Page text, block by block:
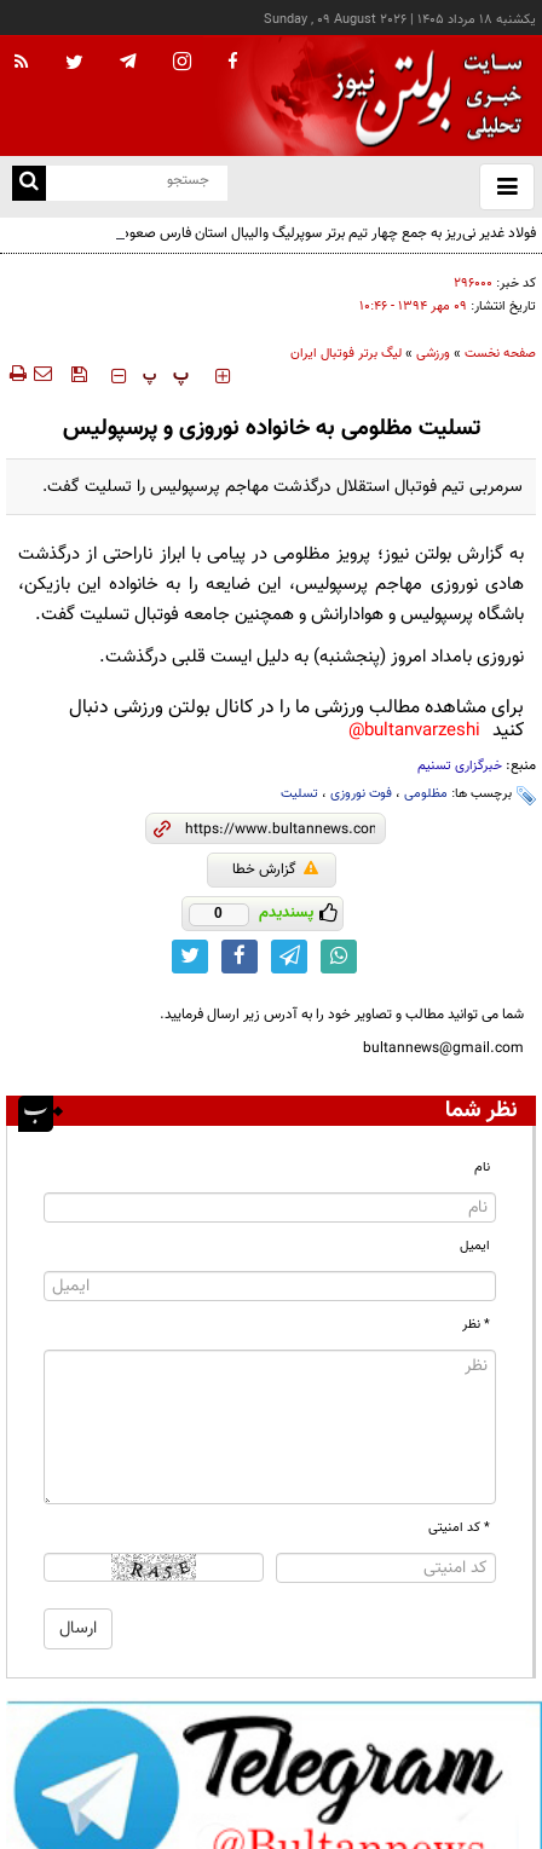
يکشنبه ۱۸ مرداد ۱۴۰۵ |
Sunday , 09 August 2026
باز
و
فولاد غدیر نی‌ریز به جمع چهار تیم برتر سوپرلیگ والیبال استان فارس صعود کرد
کد خبر: ۲۹۶۰۰۰
تاریخ انتشار: ۰۹ مهر ۱۳۹۴ - ۱۰:۴۶
صفحه نخست »ورزشی »لیگ برتر فوتبال ایران
‍‍‍ پ پ
تسلیت مظلومی به خانواده نوروزی و پرسپولیس
سرمربی تیم فوتبال استقلال درگذشت مهاجم پرسپولیس را تسلیت گفت.
به گزارش بولتن نیوز؛ پرویز مظلومی در پیامی با ابراز ناراحتی از درگذشت
هادی نوروزی مهاجم پرسپولیس، این ضایعه را به خانواده این بازیکن،
باشگاه پرسپولیس و هوادارانش و همچنین جامعه فوتبال تسلیت گفت.
نوروزی بامداد امروز (پنجشنبه) به دلیل ایست قلبی درگذشت.
برای مشاهده مطالب ورزشی ما را در کانال بولتن ورزشی دنبال
کنید bultanvarzeshi@
منبع: خبرگزاری تسنیم
برچسب ها: مظلومی ، فوت نوروزی ، تسلیت
گزارش خطا
پسندیدم 0
شما می توانید مطالب و تصاویر خود را به آدرس زیر ارسال فرمایید.
bultannews@gmail.com
نظر شما
نام
ایمیل
* نظر
* کد امنیتی